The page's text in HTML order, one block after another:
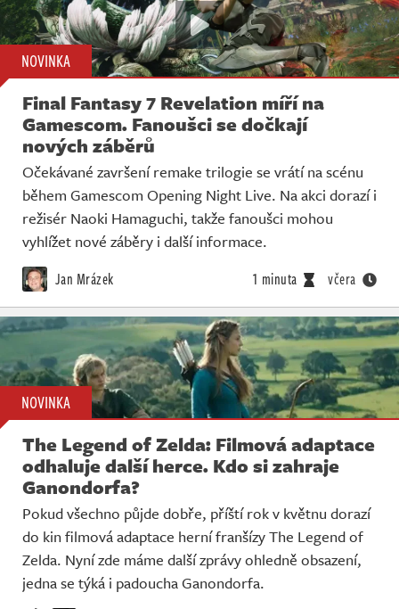
NOVINKA
Final Fantasy 7 Revelation míří na
Gamescom. Fanoušci se dočkají
nových záběrů
Očekávané završení remake trilogie se vrátí na scénu
během Gamescom Opening Night Live. Na akci dorazí i
režisér Naoki Hamaguchi, takže fanoušci mohou
vyhlížet nové záběry i další informace.
Jan Mrázek 1 minuta včera
NOVINKA
The Legend of Zelda: Filmová adaptace
odhaluje další herce. Kdo si zahraje
Ganondorfa?
Pokud všechno půjde dobře, příští rok v květnu dorazí
do kin filmová adaptace herní franšízy The Legend of
Zelda. Nyní zde máme další zprávy ohledně obsazení,
jedna se týká i padoucha Ganondorfa.